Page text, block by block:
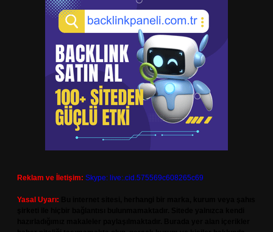
Reklam ve İletişim: Skype: live:.cid.575569c608265c69
Yasal Uyarı: